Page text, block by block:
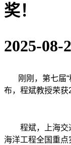
奖！
2025-08-
刚刚，第七届“
布，程斌教授荣获
程斌，上海交通
海洋工程全国重点